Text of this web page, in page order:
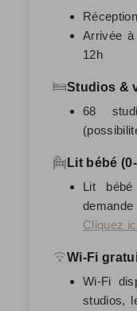
Arrivée
12h
Studios &
68
Lit bébé
Lit bébé
demande
Cliquez
Wi-Fi
Wi-Fi
studios,